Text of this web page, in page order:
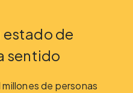
estado de
sentido
de personas